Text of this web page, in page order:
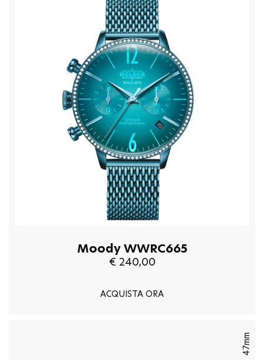
Moody WWRC665
€ 240,00
ACQUISTA ORA
47mm